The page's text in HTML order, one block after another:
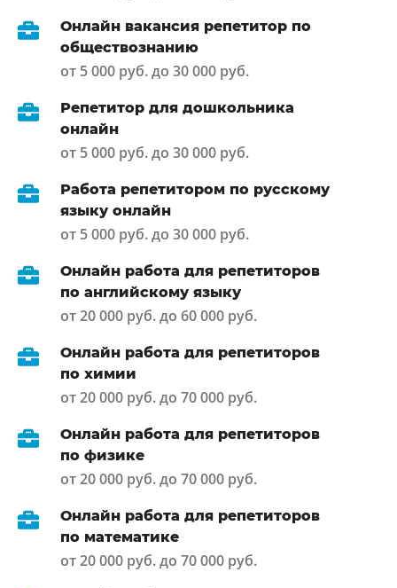
Онлайн вакансия репетитор по
обществознанию
от 5 000 руб. до 30 000 руб.
Репетитор для дошкольника
онлайн
от 5 000 руб. до 30 000 руб.
Работа репетитором по русскому
языку онлайн
от 5 000 руб. до 30 000 руб.
Онлайн работа для репетиторов
по английскому языку
от 20 000 руб. до 60 000 руб.
Онлайн работа для репетиторов
по химии
от 20 000 руб. до 70 000 руб.
Онлайн работа для репетиторов
по физике
от 20 000 руб. до 70 000 руб.
Онлайн работа для репетиторов
по математике
от 20 000 руб. до 70 000 руб.